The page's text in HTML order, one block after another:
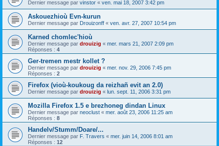
Dernier message par vinstor « ven. mai 18, 2007 3:42 pm
Askouezhioù Evn-kurun
Dernier message par Drouizonff « ven. avr. 27, 2007 10:54 pm
Karned chomlec'hioù
Dernier message par drouizig « mer. mars 21, 2007 2:09 pm
Réponses : 4
Ger-tremen mestr kollet ?
Dernier message par drouizig « mer. nov. 29, 2006 7:45 pm
Réponses : 2
Firefox (vioù-koukoug da reizhañ evit an 2.0)
Dernier message par drouizig « lun. sept. 11, 2006 3:31 pm
Mozilla Firefox 1.5 e brezhoneg dindan Linux
Dernier message par neoclust « mer. août 23, 2006 11:25 am
Réponses : 8
Handelv/Stumm/Doare/...
Dernier message par F. Travers « mer. juin 14, 2006 8:01 am
Réponses : 12